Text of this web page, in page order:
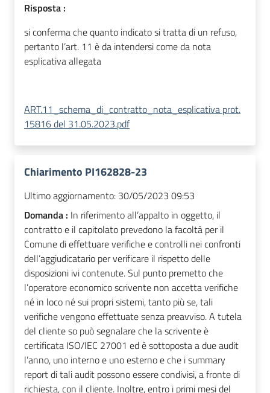
Risposta :
si conferma che quanto indicato si tratta di un refuso,
pertanto l’art. 11 è da intendersi come da nota
esplicativa allegata
ART.11_schema_di_contratto_nota_esplicativa prot.
15816 del 31.05.2023.pdf
Chiarimento PI162828-23
Ultimo aggiornamento: 30/05/2023 09:53
Domanda : In riferimento all’appalto in oggetto, il
contratto e il capitolato prevedono la facoltà per il
Comune di effettuare verifiche e controlli nei confronti
dell’aggiudicatario per verificare il rispetto delle
disposizioni ivi contenute. Sul punto premetto che
l’operatore economico scrivente non accetta verifiche
né in loco né sui propri sistemi, tanto più se, tali
verifiche vengono effettuate senza preavviso. A tutela
del cliente so può segnalare che la scrivente è
certificata ISO/IEC 27001 ed è sottoposta a due audit
l’anno, uno interno e uno esterno e che i summary
report di tali audit possono essere condivisi, a fronte di
richiesta, con il cliente. Inoltre, entro i primi mesi del